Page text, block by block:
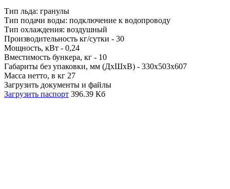
Тип льда: гранулы
Тип подачи воды: подключение к водопроводу
Тип охлаждения: воздушный
Производительность кг/сутки - 30
Мощность, кВт - 0,24
Вместимость бункера, кг - 10
Габариты без упаковки, мм (ДхШхВ) - 330х503х607
Масса нетто, в кг 27
Загрузить документы и файлы
Загрузить паспорт 396.39 Кб